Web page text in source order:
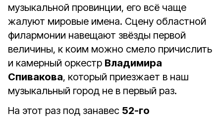
музыкальной провинции, его всё чаще
жалуют мировые имена. Сцену областной
филармонии навещают звёзды первой
величины, к коим можно смело причислить
и камерный оркестр Владимира
Спивакова, который приезжает в наш
музыкальный город не в первый раз.
На этот раз под занавес 52-го